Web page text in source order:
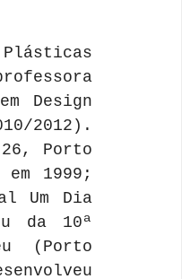
Design
2012).
Porto
1999;
Um Dia
da 10ª
(Porto